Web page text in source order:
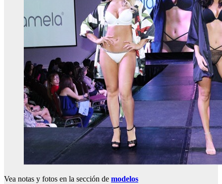
Vea notas y fotos en la sección de modelos